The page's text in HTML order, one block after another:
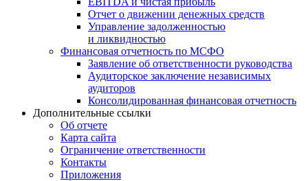
Отчет о движении денежных средств
Управление задолженностью
и ликвидностью
Финансовая отчетность по МСФО
Заявление об ответственности руководства
Аудиторское заключение независимых
аудиторов
Консолидированная финансовая отчетность
Дополнительные ссылки
Об отчете
Карта сайта
Ограничение ответственности
Контакты
Приложения